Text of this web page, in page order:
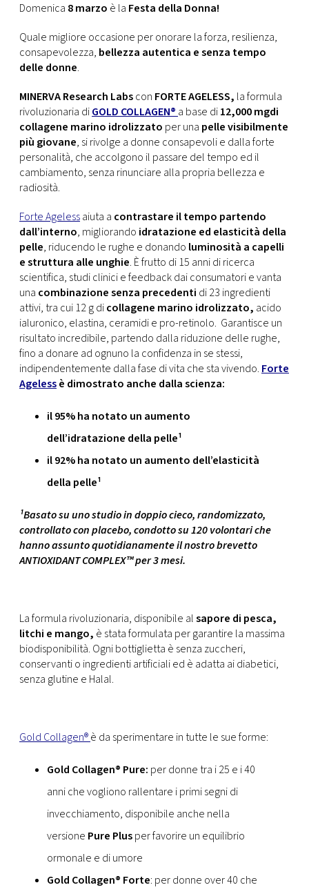
DI
MONACO
RMC
CONSIGLIA
Domenica 8 marzo è la Festa della Donna!
Quale migliore occasione per onorare la forza, resilienza,
consapevolezza, bellezza autentica e senza tempo
delle donne.
MINERVA Research Labscon FORTE AGELESS, la formula
rivoluzionaria diGOLD COLLAGEN® a base di12,000 mgdi
collagene marino idrolizzato per una pelle visibilmente
più giovane, si rivolge a donne consapevoli e dalla forte
personalità, che accolgono il passare del tempo ed il
cambiamento, senza rinunciare alla propria bellezza e
radiosità.
Forte Agelessaiuta a contrastare il tempo partendo
dall’interno, migliorando idratazione ed elasticità della
pelle, riducendo le rughe e donando luminosità a capelli
e struttura alle unghie. È frutto di 15 anni di ricerca
scientifica, studi clinici e feedback dai consumatori e vanta
una combinazione senza precedenti di 23 ingredienti
attivi, tra cui 12 g dicollagene marino idrolizzato, acido
ialuronico, elastina, ceramidi e pro-retinolo. Garantisce un
risultato incredibile, partendo dalla riduzione delle rughe,
fino a donare ad ognuno la confidenza in se stessi,
indipendentemente dalla fase di vita che sta vivendo. Forte
Agelessè dimostrato anche dalla scienza:
il 95% ha notato un aumento
dell’idratazione della pelle¹
il 92% ha notato un aumento dell’elasticità
della pelle¹
¹Basato su uno studio in doppio cieco, randomizzato,
controllato con placebo, condotto su 120 volontari che
hanno assunto quotidianamente il nostro brevetto
ANTIOXIDANT COMPLEX™ per 3 mesi.
La formula rivoluzionaria, disponibile alsapore di pesca,
litchi e mango, è stata formulata per garantire la massima
biodisponibilità. Ogni bottiglietta è senza zuccheri,
conservanti o ingredienti artificiali ed è adatta ai diabetici,
senza glutine e Halal.
Gold Collagen®è da sperimentare in tutte le sue forme:
Gold Collagen® Pure: per donne tra i 25 e i 40
anni che vogliono rallentare i primi segni di
invecchiamento, disponibile anche nella
versione Pure Plusper favorire un equilibrio
ormonale e di umore
Gold Collagen® Forte: per donne over 40 che